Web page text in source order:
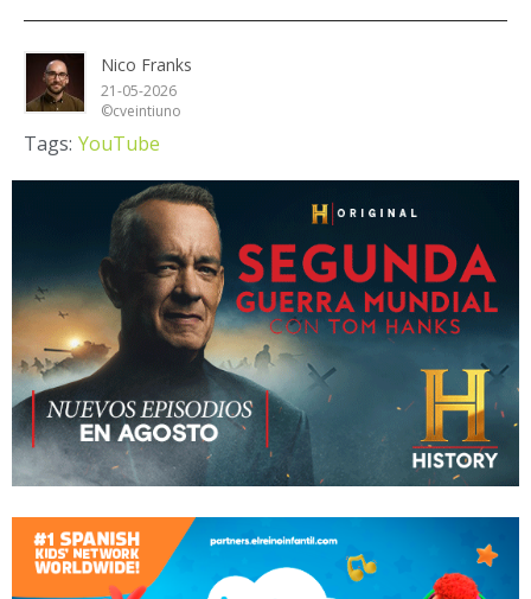
Nico Franks
21-05-2026
©cveintiuno
Tags: YouTube